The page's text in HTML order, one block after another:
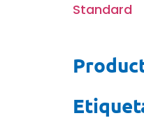
Standard